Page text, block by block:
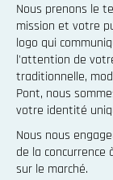
Nous prenons le
mission et votre
logo qui
l'attention de
traditionnelle,
Pont, nous
votre identité
Nous nous
de la
sur le marché.